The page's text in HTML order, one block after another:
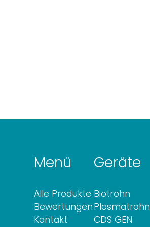
Menü
Alle Produkte
Bewertungen
Kontakt
Geräte
Biotrohn
Plasmatrohn
CDS GEN